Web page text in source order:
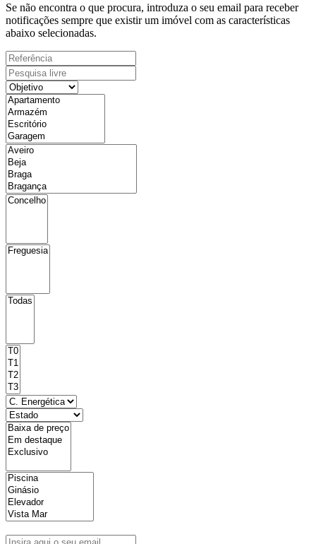
Se não encontra o que procura, introduza o seu email para receber
notificações sempre que existir um imóvel com as características
abaixo selecionadas.